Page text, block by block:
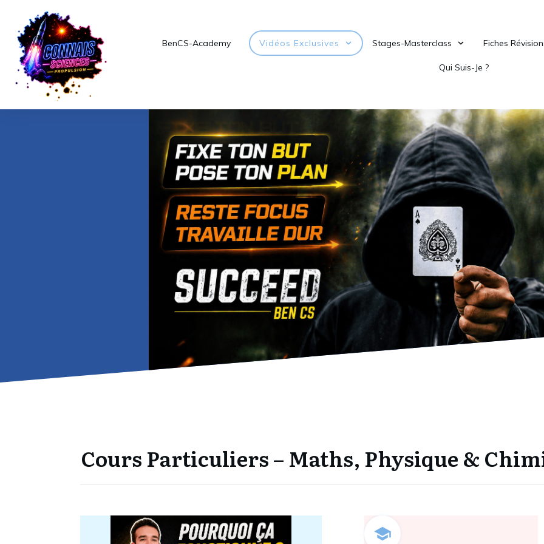
BenCS-Academy Vidéos Exclusives Stages-Masterclass Fiches
Qui Suis-Je ?
Cours Particuliers – Maths, Physique &